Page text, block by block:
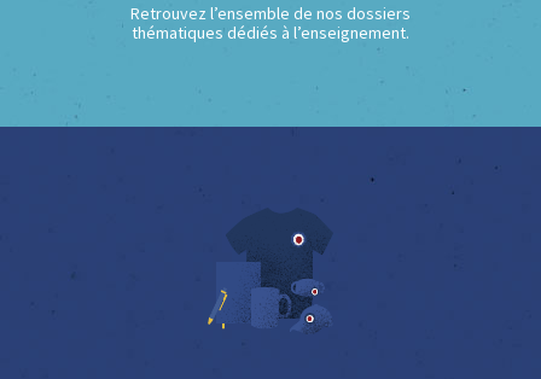
Retrouvez l’ensemble de nos dossiers
thématiques dédiés à l’enseignement.